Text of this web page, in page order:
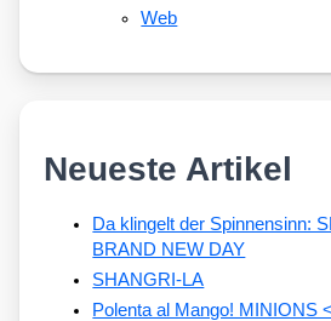
Web
Neueste Artikel
Da klingelt der Spinnensinn:
BRAND NEW DAY
SHANGRI-LA
Polenta al Mango! MINIONS